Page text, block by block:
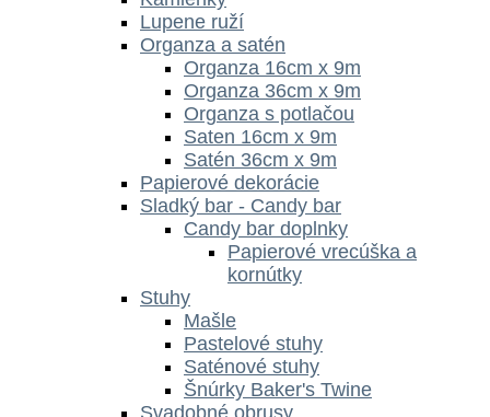
Lupene ruží
Organza a satén
Organza 16cm x 9m
Organza 36cm x 9m
Organza s potlačou
Saten 16cm x 9m
Satén 36cm x 9m
Papierové dekorácie
Sladký bar - Candy bar
Candy bar doplnky
Papierové vrecúška a
kornútky
Stuhy
Mašle
Pastelové stuhy
Saténové stuhy
Šnúrky Baker's Twine